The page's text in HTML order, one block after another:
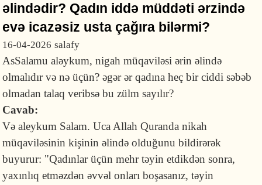
əlindədir? Qadın iddə müddəti ərzində
evə icazəsiz usta çağıra bilərmi?
16-04-2026 salafy
AsSalamu aləykum, nigah müqaviləsi ərin əlində
olmalıdır və nə üçün? əgər ər qadına heç bir ciddi səbəb
olmadan talaq veribsə bu zülm sayılır?
Cavab:
Və aleykum Salam. Uca Allah Quranda nikah
müqaviləsinin kişinin əlində olduğunu bildirərək
buyurur: "Qadınlar üçün mehr təyin etdikdən sonra,
yaxınlıq etməzdən əvvəl onları boşasanız, təyin